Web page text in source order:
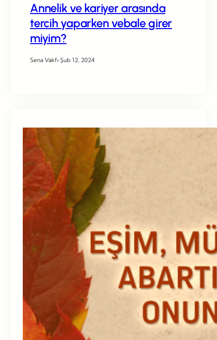
Annelik ve kariyer arasında
tercih yaparken vebale girer
miyim?
Sena Vakfı·Şub 12, 2024